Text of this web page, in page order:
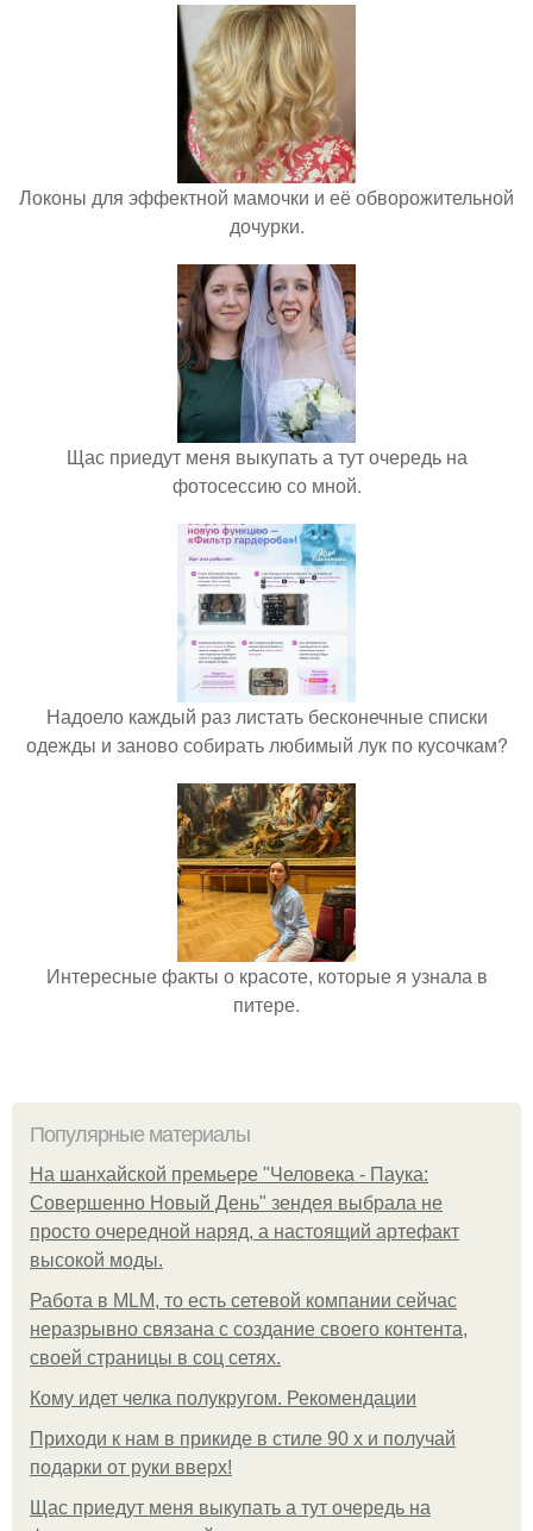
Локоны для эффектной мамочки и её обворожительной
дочурки.
Щас приедут меня выкупать а тут очередь на
фотосессию со мной.
Надоело каждый раз листать бесконечные списки
одежды и заново собирать любимый лук по кусочкам?
Интересные факты о красоте, которые я узнала в
питере.
Популярные материалы
На шанхайской премьере "Человека - Паука:
Совершенно Новый День" зендея выбрала не
просто очередной наряд, а настоящий артефакт
высокой моды.
Работа в MLM, то есть сетевой компании сейчас
неразрывно связана с создание своего контента,
своей страницы в соц сетях.
Кому идет челка полукругом. Рекомендации
Приходи к нам в прикиде в стиле 90 х и получай
подарки от руки вверх!
Щас приедут меня выкупать а тут очередь на